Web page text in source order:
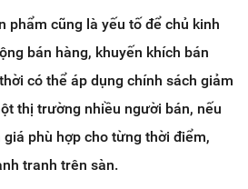
phẩm cũng là yếu tố để chủ kinh
bán hàng, khuyến khích bán
có thể áp dụng chính sách giảm
thị trường nhiều người bán, nếu
phù hợp cho từng thời điểm,
tranh trên sàn.